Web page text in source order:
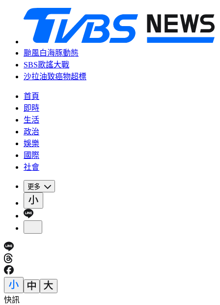
颱風白海豚動態
SBS歌謠大戰
沙拉油致癌物超標
首頁
即時
生活
政治
娛樂
國際
社會
更多
快訊